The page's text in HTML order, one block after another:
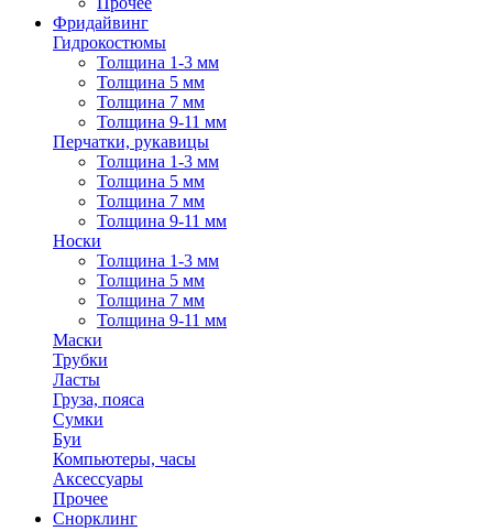
Фридайвинг
Гидрокостюмы
Толщина 1-3 мм
Толщина 5 мм
Толщина 7 мм
Толщина 9-11 мм
Перчатки, рукавицы
Толщина 1-3 мм
Толщина 5 мм
Толщина 7 мм
Толщина 9-11 мм
Носки
Толщина 1-3 мм
Толщина 5 мм
Толщина 7 мм
Толщина 9-11 мм
Маски
Трубки
Ласты
Груза, пояса
Сумки
Буи
Компьютеры, часы
Аксессуары
Прочее
Снорклинг